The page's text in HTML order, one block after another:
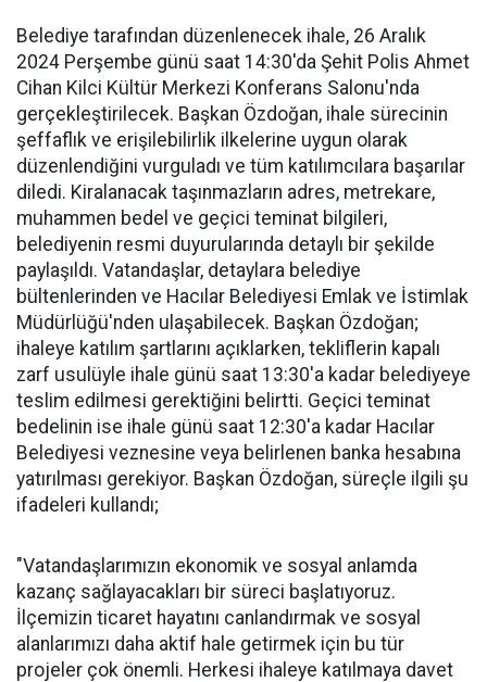
Belediye tarafından düzenlenecek ihale, 26 Aralık
2024 Perşembe günü saat 14:30'da Şehit Polis Ahmet
Cihan Kilci Kültür Merkezi Konferans Salonu'nda
gerçekleştirilecek. Başkan Özdoğan, ihale sürecinin
şeffaflık ve erişilebilirlik ilkelerine uygun olarak
düzenlendiğini vurguladı ve tüm katılımcılara başarılar
diledi. Kiralanacak taşınmazların adres, metrekare,
muhammen bedel ve geçici teminat bilgileri,
belediyenin resmi duyurularında detaylı bir şekilde
paylaşıldı. Vatandaşlar, detaylara belediye
bültenlerinden ve Hacılar Belediyesi Emlak ve İstimlak
Müdürlüğü'nden ulaşabilecek. Başkan Özdoğan;
ihaleye katılım şartlarını açıklarken, tekliflerin kapalı
zarf usulüyle ihale günü saat 13:30'a kadar belediyeye
teslim edilmesi gerektiğini belirtti. Geçici teminat
bedelinin ise ihale günü saat 12:30'a kadar Hacılar
Belediyesi veznesine veya belirlenen banka hesabına
yatırılması gerekiyor. Başkan Özdoğan, süreçle ilgili şu
ifadeleri kullandı;
"Vatandaşlarımızın ekonomik ve sosyal anlamda
kazanç sağlayacakları bir süreci başlatıyoruz.
İlçemizin ticaret hayatını canlandırmak ve sosyal
alanlarımızı daha aktif hale getirmek için bu tür
projeler çok önemli. Herkesi ihaleye katılmaya davet